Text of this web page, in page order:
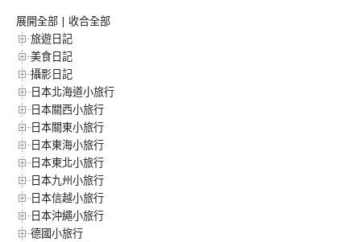
展開全部 | 收合全部
旅遊日記
美食日記
攝影日記
日本北海道小旅行
日本關西小旅行
日本關東小旅行
日本東海小旅行
日本東北小旅行
日本九州小旅行
日本信越小旅行
日本沖繩小旅行
德國小旅行